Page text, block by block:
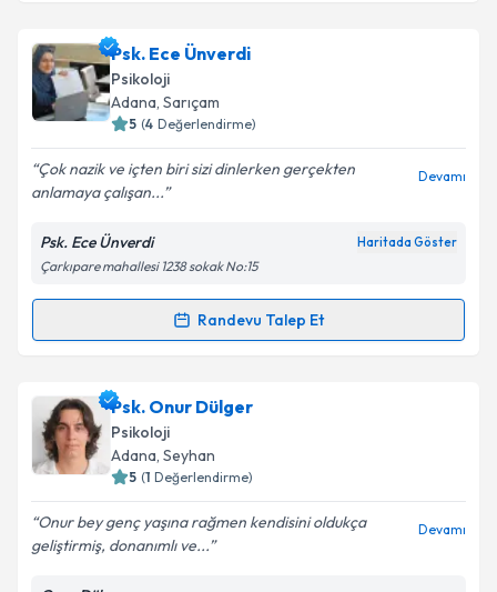
Takvim Talebini Gönder
Psk. Fatma Avlayaniçin randevu takvimi talebi
oluşturun. Size bu uzmandan randevu almanız için bir
takvim hazırlandığında e-posta ile bilgilendireceğiz.
Kişisel verilerimin işlenmesine ilişkin
Aydınlatma
Metni'ni okudum ve kişisel verilerimin belirtilen
kapsamda işlenmesini kabul ediyorum.
Psk. Ece Ünverdi
Psikoloji
Adana, Sarıçam
5 (4 Değerlendirme)
Çok nazik ve içten biri sizi dinlerken gerçekten
anlamaya çalışan...
Devamı
Psk. Ece Ünverdi Haritada Göster
Çarkıpare mahallesi 1238 sokak No:15
Randevu Talep Et
Randevu Takvimi Talebi
Psk. Ece Ünverdiiçin randevu takvimi talebi
oluşturun. Size bu uzmandan randevu almanız için bir
takvim hazırlandığında e-posta ile bilgilendireceğiz.
Psk. Onur Dülger
Psikoloji
Adana, Seyhan
5 (1 Değerlendirme)
Onur bey genç yaşına rağmen kendisini oldukça
geliştirmiş, donanımlı ve...
Devamı